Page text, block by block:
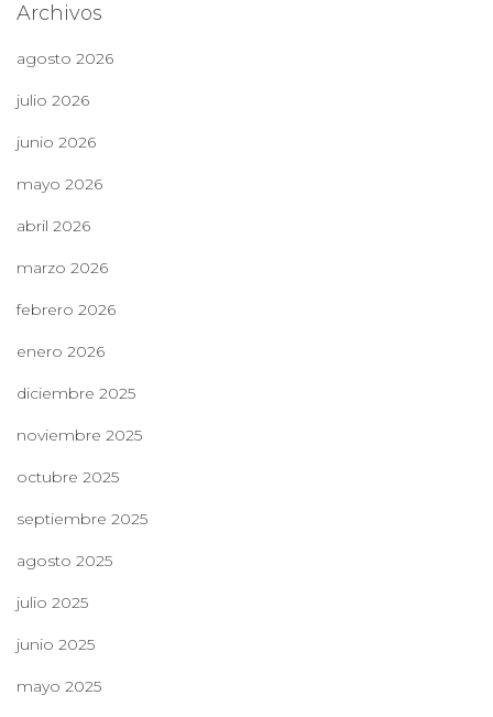
Archivos
agosto 2026
julio 2026
junio 2026
mayo 2026
abril 2026
marzo 2026
febrero 2026
enero 2026
diciembre 2025
noviembre 2025
octubre 2025
septiembre 2025
agosto 2025
julio 2025
junio 2025
mayo 2025